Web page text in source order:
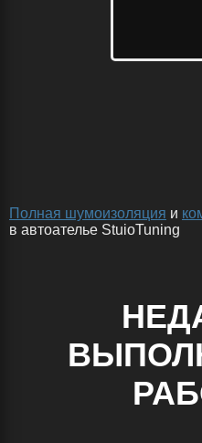
Полная шумоизоляция и
в автоателье StuioTuning